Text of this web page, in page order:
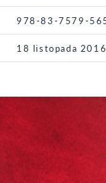
978-83-7579-
18 listopada 2016